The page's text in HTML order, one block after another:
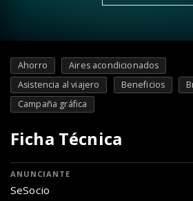
Ahorro
Aires acondicionados
Asistencia al viajero
Beneficios
Campaña gráfica
Ficha Técnica
ANUNCIANTE
SeSocio